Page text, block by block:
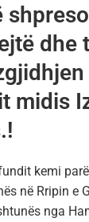
dhe
midis
kemi
në Rripin e
nga